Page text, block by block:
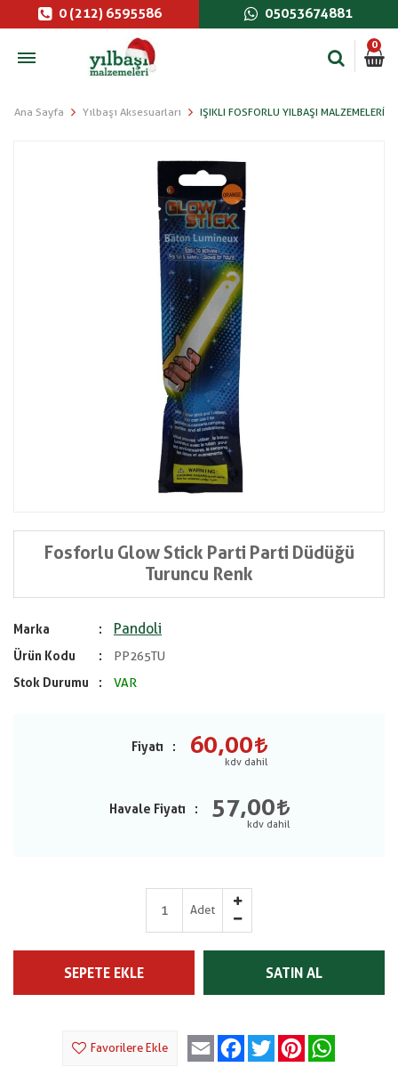
0 (212) 6595586 05053674881
0
Ana Sayfa Yılbaşı Aksesuarları IŞIKLI FOSFORLU YILBAŞI MALZEMELERI
Fosforlu Glow Stick Parti Parti Düdüğü
Turuncu Renk
Marka Pandoli
Ürün Kodu
PP265TU
Stok Durumu
VAR
Fiyatı 60,00
Havale Fiyatı 57,00
Adet
SEPETE EKLE SATIN AL
Favorilere Ekle Email Facebook
Twitter Pinterest